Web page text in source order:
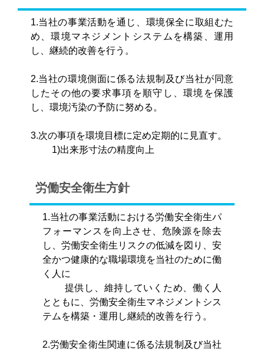
1.当社の事業活動を通じ、環境保全に取組むた
め、環境マネジメントシステムを構築、運用
し、継続的改善を行う。
2.当社の環境側面に係る法規制及び当社が同意
したその他の要求事項を順守し、環境を保護
し、環境汚染の予防に努める。
3.次の事項を環境目標に定め定期的に見直す。
1)出来形寸法の精度向上
労働安全衛生方針
1.当社の事業活動における労働安全衛生パ
フォーマンスを向上させ、危険源を除去
し、労働安全衛生リスクの低減を図り、安
全かつ健康的な職場環境を当社のために働
く人に
提供し、維持していくため、働く人
とともに、労働安全衛生マネジメントシス
テムを構築・運用し継続的改善を行う。
2.労働安全衛生関連に係る法規制及び当社